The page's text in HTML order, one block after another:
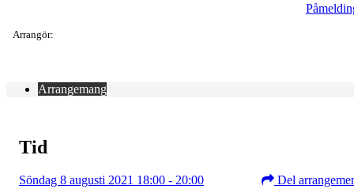
Arrangör:
Arrangemang
Tid
Söndag 8 augusti 2021 18:00 - 20:00 Del